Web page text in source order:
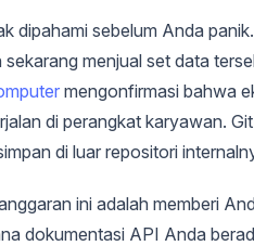
dipahami sebelum Anda
sekarang menjual set data
mengonfirmasi bahwa
di perangkat karyawan.
di luar repositori
ini adalah memberi
dokumentasi API Anda